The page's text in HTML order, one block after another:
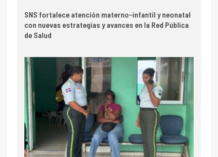
SNS fortalece atención materno-infantil y neonatal
con nuevas estrategias y avances en la Red Pública
de Salud